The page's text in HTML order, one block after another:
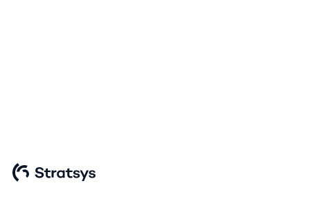
CSDDD har röstats igenom av EUs medlemsländer